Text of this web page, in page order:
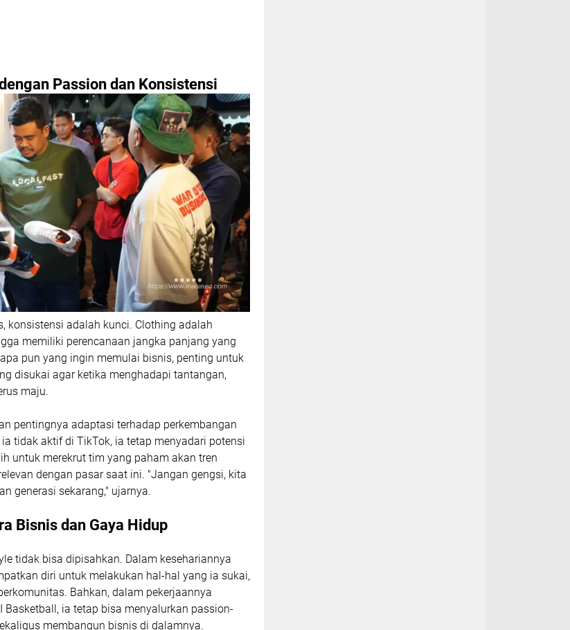
Passion dan Konsistensi
konsistensi adalah kunci. Clothing adalah
memiliki perencanaan jangka panjang yang
pun yang ingin memulai bisnis, penting untuk
disukai agar ketika menghadapi tantangan,
maju.
pentingnya adaptasi terhadap perkembangan
tidak aktif di TikTok, ia tetap menyadari potensi
untuk merekrut tim yang paham akan tren
dengan pasar saat ini. "Jangan gengsi, kita
generasi sekarang," ujarnya.
Bisnis dan Gaya Hidup
tidak bisa dipisahkan. Dalam kesehariannya
diri untuk melakukan hal-hal yang ia sukai,
Bahkan, dalam pekerjaannya
Basketball, ia tetap bisa menyalurkan passion-
membangun bisnis di dalamnya.